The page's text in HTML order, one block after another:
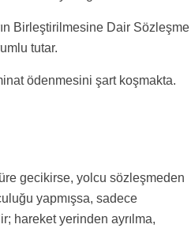
Birleştirilmesine Dair Sözleşme
tutar.
ödenmesini şart koşmakta.
gecikirse, yolcu sözleşmeden
yapmışsa, sadece
hareket yerinden ayrılma,